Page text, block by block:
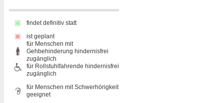
findet definitiv statt
ist geplant
für Menschen mit
Gehbehinderung hindernisfrei
zugänglich
für Rollstuhlfahrende hindernisfrei
zugänglich
für Menschen mit Schwerhörigkeit
geeignet